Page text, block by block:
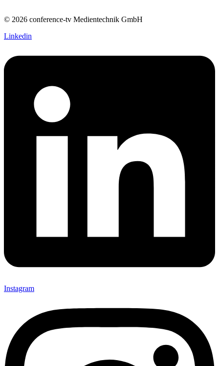
© 2026 conference-tv Medientechnik GmbH
Linkedin
Instagram